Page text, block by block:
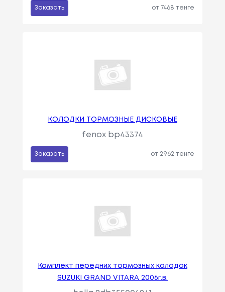
Заказать от 7468 тенге
КОЛОДКИ ТОРМОЗНЫЕ ДИСКОВЫЕ
fenox bp43374
Заказать от 2962 тенге
Комплект передних тормозных колодок
SUZUKI GRAND VITARA 2006г.в.